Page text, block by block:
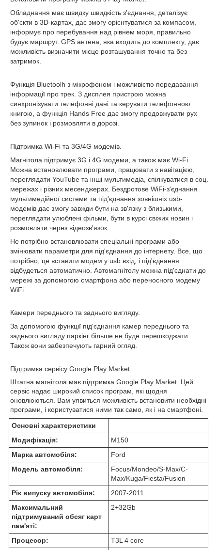
Обладнання має швидку швидкість з'єднання, деталізує
об'єкти в 3D-картах, дає змогу орієнтуватися за компасом,
інформує про перебування над рівнем моря, правильно
будує маршрут. GPS антена, яка входить до комплекту, дає
можливість визначити місце розташування точно та без
затримок.
Функція Bluetoolh з мікрофоном і можливістю передавання
інформації про трек. З дисплея пристрою можна
синхронізувати телефонні дані та керувати телефонною
книгою, а функція Hands Free дає змогу продовжувати рух
без зупинок і розмовляти в дорозі.
Підтримка Wi-Fi та 3G/4G модемів.
Магнітола підтримує 3G і 4G модеми, а також має Wi-Fi.
Можна встановлювати програми, працювати з навігацією,
переглядати YouTube та інші мультимедіа, спілкуватися в соц.
мережах і різних месенджерах. Бездротове WiFi-з'єднання
мультимедійної системи та під'єднання зовнішніх usb-
модемів дає змогу завжди бути на зв'язку з близькими,
переглядати улюблені фільми, бути в курсі свіжих новин і
розмовляти через відеозв'язок.
Не потрібно встановлювати спеціальні програми або
змінювати параметри для під'єднання до інтернету. Все, що
потрібно, це вставити модем у usb вхід, і під'єднання
відбудеться автоматично. Автомагнітолу можна під'єднати до
мережі за допомогою смартфона або переносного модему
WiFi.
Камери переднього та заднього вигляду.
За допомогою функції під'єднання камер переднього та
заднього вигляду паркінг більше не буде перешкоджати.
Також вони забезпечують гарний огляд.
Підтримка сервісу Google Play Market.
Штатна магнітола має підтримка Google Play Market. Цей
сервіс надає широкий список програм, які щодня
оновлюються. Вам уявиться можливість встановити необхідні
програми, і користуватися ними так само, як і на смартфоні.
Основні характеристики
Модифікація:
M150
Марка автомобіля:
Ford
Модель автомобіля:
Focus/Mondeo/S-Max/C-
Max/Kuga/Fiesta/Fusion
Рік випуску автомобіля:
2007-2011
Максимальний
підтримуваний обсяг карт
пам'яті:
2+32Gb
Процесор:
T3L 4 core